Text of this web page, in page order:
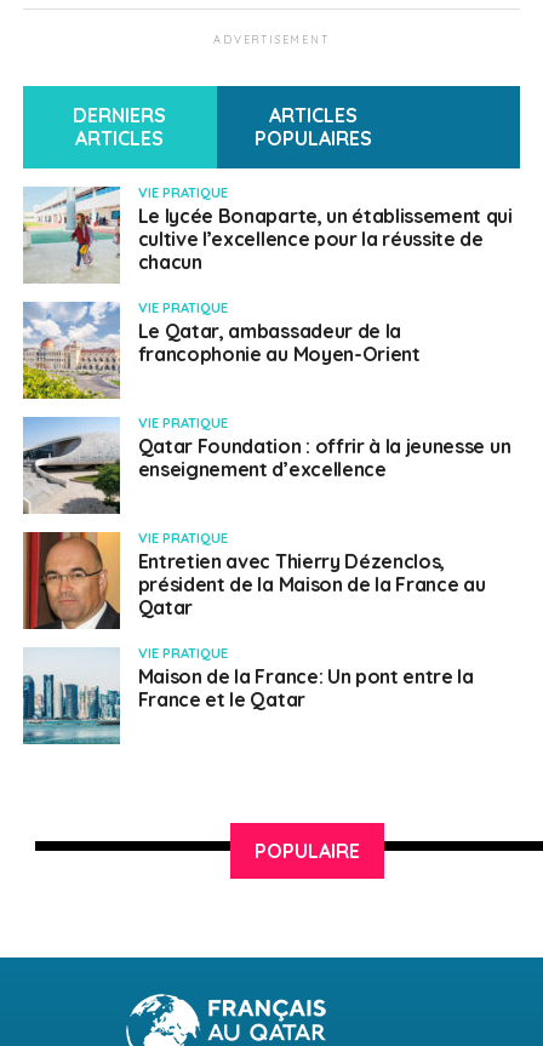
ADVERTISEMENT
DERNIERS
ARTICLES
ARTICLES
POPULAIRES
VIE PRATIQUE
Le lycée Bonaparte, un établissement qui
cultive l’excellence pour la réussite de
chacun
VIE PRATIQUE
Le Qatar, ambassadeur de la
francophonie au Moyen-Orient
VIE PRATIQUE
Qatar Foundation : offrir à la jeunesse un
enseignement d’excellence
VIE PRATIQUE
Entretien avec Thierry Dézenclos,
président de la Maison de la France au
Qatar
VIE PRATIQUE
Maison de la France: Un pont entre la
France et le Qatar
POPULAIRE